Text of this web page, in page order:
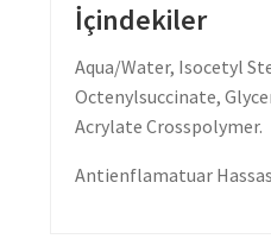
İçindekiler
Aqua/Water, Isocetyl
Octenylsuccinate,
Acrylate Crosspolymer.
Antienflamatuar